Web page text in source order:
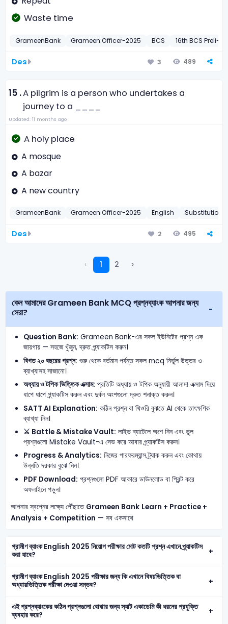
Waste time
GrameenBank Grameen Officer-2025 BCS 16th BCS Preli-
Des 3 489
15 .A pilgrim is a person who undertakes a
journey to a ____
Updated: 11 months ago
A holy place
A mosque
A bazar
A new country
GrameenBank Grameen Officer-2025 English Substitutions
Des 2 495
‹ 1 2 ›
কেন আমাদের Grameen Bank MCQ প্রশ্নব্যাংক আপনার জন্য
সেরা?
Question Bank: Grameen Bank-এর সকল ইউনিটের প্রশ্ন এক
জায়গায় — সহজে খুঁজুন, দ্রুত প্র্যাকটিস করুন।
বিগত ২০ বছরের প্রশ্ন: শুরু থেকে বর্তমান পর্যন্ত সকল mcq নির্ভুল উত্তর ও
ব্যাখ্যাসহ সাজানো।
অধ্যায় ও টপিক ভিত্তিক এক্সাম: প্রতিটি অধ্যায় ও টপিক অনুযায়ী আলাদা এক্সাম দিয়ে
ধাপে ধাপে প্র্যাকটিস করুন এবং দুর্বল অংশগুলো দ্রুত শনাক্ত করুন।
SATT AI Explanation: কঠিন প্রশ্ন বা থিওরি বুঝতে AI থেকে তাৎক্ষণিক
ব্যাখ্যা নিন।
⚔️ Battle & Mistake Vault: লাইভ ব্যাটেলে অংশ নিন এবং ভুল
প্রশ্নগুলো Mistake Vault-এ সেভ করে আবার প্র্যাকটিস করুন।
Progress & Analytics: নিজের পারফরম্যান্স ট্র্যাক করুন এবং কোথায়
উন্নতি দরকার বুঝে নিন।
PDF Download: প্রশ্নগুলো PDF আকারে ডাউনলোড বা প্রিন্ট করে
অফলাইনে পড়ুন।
আপনার স্বপ্নের লক্ষ্যে পৌঁছাতে Grameen Bank Learn + Practice +
Analysis + Competition — সব একসাথে
গ্রামীণ ব্যাংক English 2025 নিয়োগ পরীক্ষার মোট কতটি প্রশ্ন এখানে প্র্যাকটিস
করা যাবে?
গ্রামীণ ব্যাংক English 2025 পরীক্ষার জন্য কি এখানে বিষয়ভিত্তিক বা
অধ্যায়ভিত্তিক পরীক্ষা দেওয়া সম্ভব?
এই প্রশ্নব্যাংকের কঠিন প্রশ্নগুলো বোঝার জন্য স্যাট একাডেমি কী ধরনের প্রযুক্তি
ব্যবহার করে?